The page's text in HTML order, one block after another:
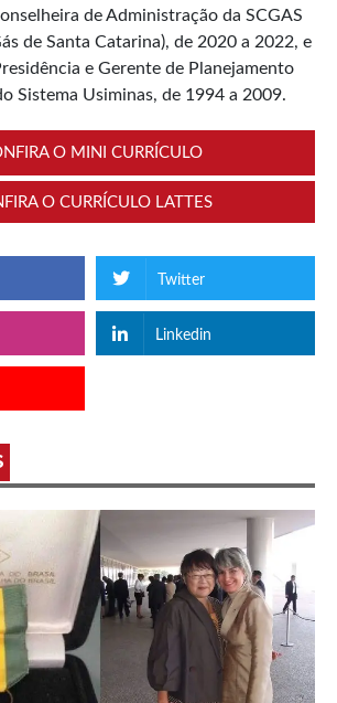
de Administração da SCGAS
de Santa Catarina), de 2020 a 2022, e
e Gerente de Planejamento
Sistema Usiminas, de 1994 a 2009.
O MINI CURRÍCULO
O CURRÍCULO LATTES
Twitter
Linkedin